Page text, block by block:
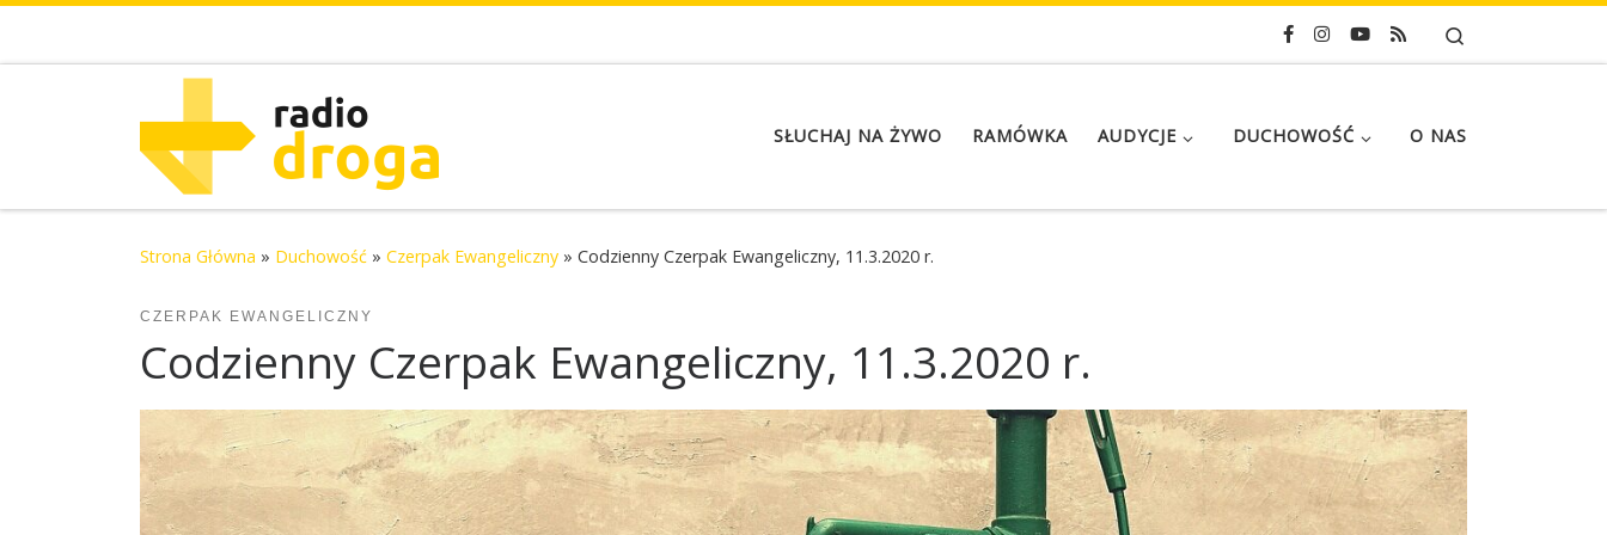
SŁUCHAJ NA ŻYWO RAMÓWKA AUDYCJE DUCHOWOŚĆ O NAS
Strona Główna » Duchowość » Czerpak Ewangeliczny » Codzienny Czerpak Ewangeliczny, 11.3.2020 r.
CZERPAK EWANGELICZNY
Codzienny Czerpak Ewangeliczny, 11.3.2020 r.